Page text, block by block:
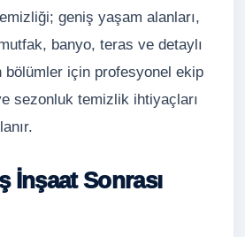
geniş yaşam alanları,
banyo, teras ve detaylı
için profesyonel ekip
sezonluk temizlik ihtiyaçları
İnşaat Sonrası